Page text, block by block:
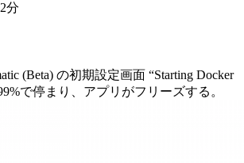
分
(Beta) の初期設定画面 “Starting Docker
で停まり、アプリがフリーズする。